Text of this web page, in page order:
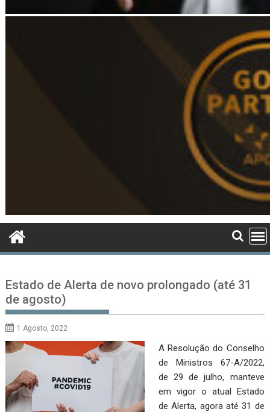
Estado de Alerta de novo prolongado (até 31
de agosto)
1 Agosto, 2022
A Resolução do Conselho
de Ministros 67-A/2022,
de 29 de julho, manteve
em vigor o atual Estado
de Alerta, agora até 31 de